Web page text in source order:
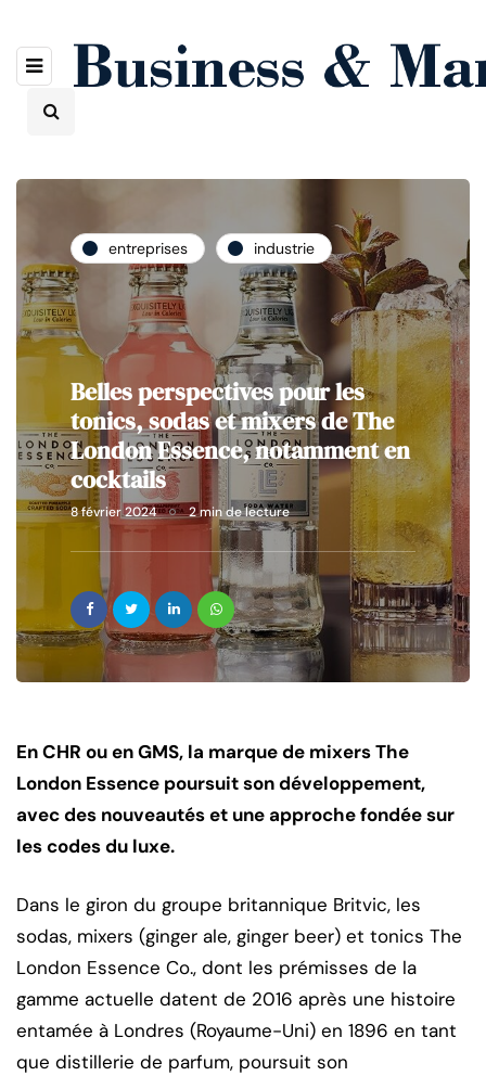
entreprises industrie
Belles perspectives pour les
tonics, sodas et mixers de The
London Essence, notamment en
cocktails
8 février 2024 2 min de lecture
En CHR ou en GMS, la marque de mixers The
London Essence poursuit son développement,
avec des nouveautés et une approche fondée sur
les codes du luxe.
Dans le giron du groupe britannique Britvic, les
sodas, mixers (ginger ale, ginger beer) et tonics The
London Essence Co., dont les prémisses de la
gamme actuelle datent de 2016 après une histoire
entamée à Londres (Royaume-Uni) en 1896 en tant
que distillerie de parfum, poursuit son